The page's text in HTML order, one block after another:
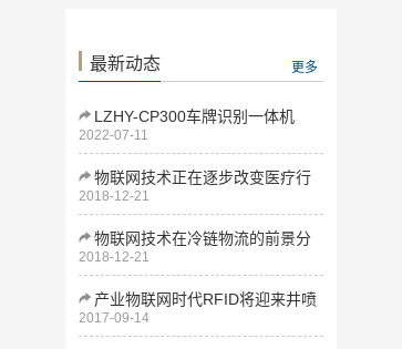
最新动态 更多
LZHY-CP300车牌识别一体机
2022-07-11
物联网技术正在逐步改变医疗行
业
2018-12-21
物联网技术在冷链物流的前景分
析
2018-12-21
产业物联网时代RFID将迎来井喷
式发展
2017-09-14